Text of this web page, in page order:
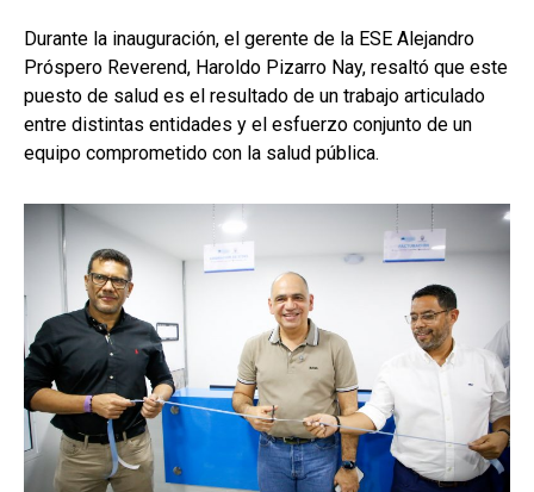
Durante la inauguración, el gerente de la ESE Alejandro
Próspero Reverend, Haroldo Pizarro Nay, resaltó que este
puesto de salud es el resultado de un trabajo articulado
entre distintas entidades y el esfuerzo conjunto de un
equipo comprometido con la salud pública.